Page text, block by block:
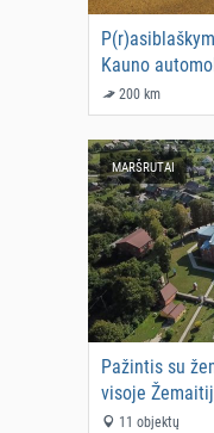
Kauno
200 km
MARŠRUTAI
Pažintis su
visoje
11 objektų